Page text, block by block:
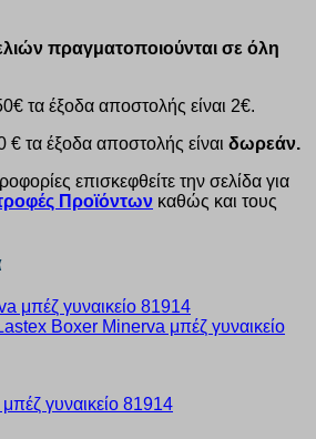
πραγματοποιούνται σε όλη
τα έξοδα αποστολής είναι 2€.
τα έξοδα αποστολής είναι δωρεάν.
επισκεφθείτε την σελίδα για
Προϊόντων καθώς και τους
γυναικείο 81914